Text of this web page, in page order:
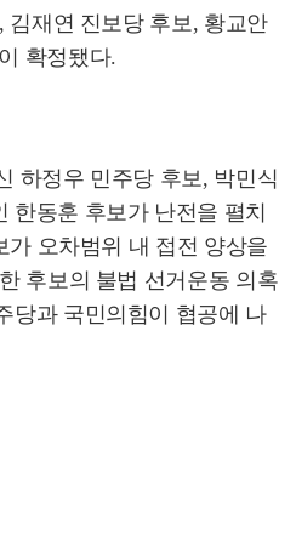
김재연 진보당 후보, 황교안
확정됐다.
하정우 민주당 후보, 박민식
한동훈 후보가 난전을 펼치
가 오차범위 내 접전 양상을
후보의 불법 선거운동 의혹
당과 국민의힘이 협공에 나